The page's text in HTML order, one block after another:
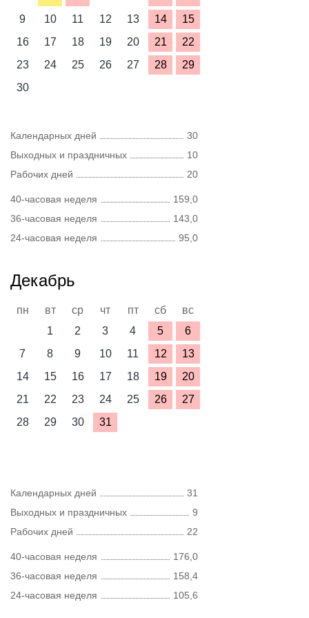
9
10 11 12 13 14
15
16
17 18 19 20 21
22
23
24 25 26 27 28
29
30
Календарных дней
30
Выходных и праздничных
10
Рабочих дней
20
40-часовая неделя
159,0
36-часовая неделя
143,0
24-часовая неделя
95,0
Декабрь
пн вт ср чт пт сб
вс
1
2 3 4 5
6
7
8 9 10 11 12
13
14
15 16 17 18 19
20
21
22 23 24 25 26
27
28
29 30 31
Календарных дней
31
Выходных и праздничных
9
Рабочих дней
22
40-часовая неделя
176,0
36-часовая неделя
158,4
24-часовая неделя
105,6